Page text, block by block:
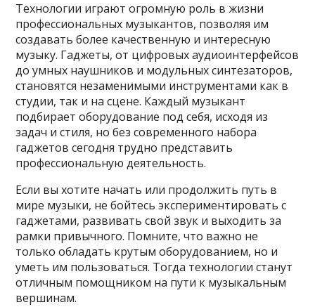
Технологии играют огромную роль в жизни
профессиональных музыкантов, позволяя им
создавать более качественную и интересную
музыку. Гаджеты, от цифровых аудиоинтерфейсов
до умных наушников и модульных синтезаторов,
становятся незаменимыми инструментами как в
студии, так и на сцене. Каждый музыкант
подбирает оборудование под себя, исходя из
задач и стиля, но без современного набора
гаджетов сегодня трудно представить
профессиональную деятельность.
Если вы хотите начать или продолжить путь в
мире музыки, не бойтесь экспериментировать с
гаджетами, развивать свой звук и выходить за
рамки привычного. Помните, что важно не
только обладать крутым оборудованием, но и
уметь им пользоваться. Тогда технологии станут
отличным помощником на пути к музыкальным
вершинам.